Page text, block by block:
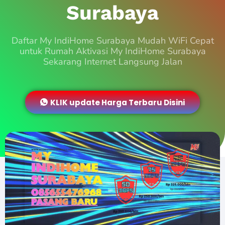
Surabaya
Daftar My IndiHome Surabaya Mudah WiFi Cepat
untuk Rumah Aktivasi My IndiHome Surabaya
Sekarang Internet Langsung Jalan
KLIK update Harga Terbaru Disini